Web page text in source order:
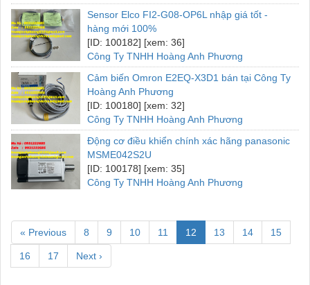
Sensor Elco FI2-G08-OP6L nhập giá tốt -
hàng mới 100%
[ID: 100182] [xem: 36]
Công Ty TNHH Hoàng Anh Phương
Cảm biến Omron E2EQ-X3D1 bán tại Công Ty
Hoàng Anh Phương
[ID: 100180] [xem: 32]
Công Ty TNHH Hoàng Anh Phương
Động cơ điều khiển chính xác hãng panasonic
MSME042S2U
[ID: 100178] [xem: 35]
Công Ty TNHH Hoàng Anh Phương
« Previous 8 9 10 11 12 13 14 15
16 17 Next ›